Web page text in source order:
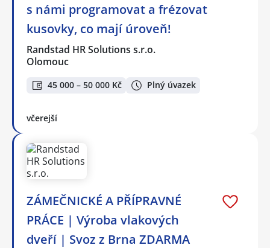
s námi programovat a frézovat
kusovky, co mají úroveň!
Randstad HR Solutions s.r.o.
Olomouc
45 000 – 50 000 Kč Plný úvazek
včerejší
ZÁMEČNICKÉ A PŘÍPRAVNÉ
PRÁCE | Výroba vlakových
dveří | Svoz z Brna ZDARMA